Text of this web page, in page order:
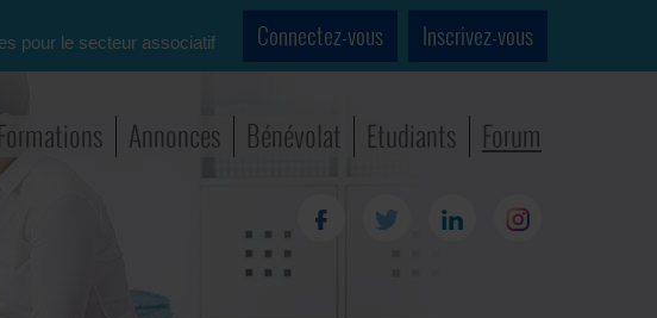
pour le secteur associatif Connectez-vous Inscrivez-vous
Formations Annonces Bénévolat Etudiants Forum